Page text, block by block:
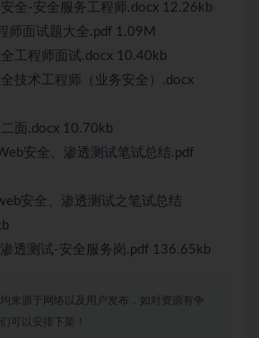
全-安全服务工程师.docx 12.26kb
师面试题大全.pdf 1.09M
工程师面试.docx 10.40kb
技术工程师（业务安全）.docx
面.docx 10.70kb
安全、渗透测试笔试总结.pdf
安全、渗透测试之笔试总结
透测试-安全服务岗.pdf 136.65kb
来源于网络以及用户发布，如对资源有争
可以安排下架！